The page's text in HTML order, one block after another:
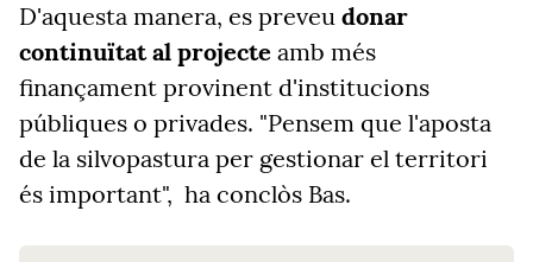
D'aquesta manera, es preveu donar
continuïtat al projecte amb més
finançament provinent d'institucions
públiques o privades. "Pensem que l'aposta
de la silvopastura per gestionar el territori
és important", ha conclòs Bas.